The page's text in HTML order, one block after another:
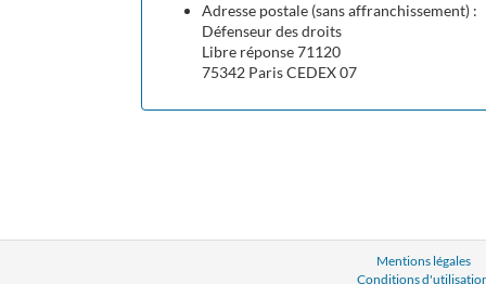
Adresse postale (sans affranchissement) :
Défenseur des droits
Libre réponse 71120
75342 Paris CEDEX 07
Mentions légales
Conditions